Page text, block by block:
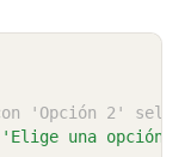
'Opción 2'
'Elige una opción:'